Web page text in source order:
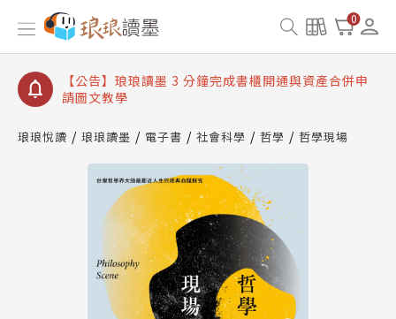
0
【公告】琅琅讀墨數位閱讀資產合併與書櫃開通申請
【公告】琅琅讀墨書櫃開通常見問題
【公告】琅琅讀墨 3 分鐘完成書櫃開通與資產合併申
請圖文教學
查詢
【公告】琅琅讀墨數位閱讀資產合併與書櫃開通申請
琅琅悅讀 琅琅讀墨 電子書 社會科學 哲學 哲學現場